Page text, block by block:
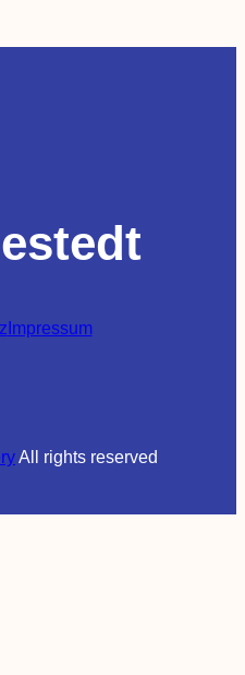
Impressum
All rights reserved